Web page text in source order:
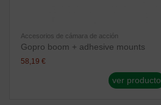
Accesorios de cámara de acción
Gopro boom + adhesive mounts
58,19 €
ver producto